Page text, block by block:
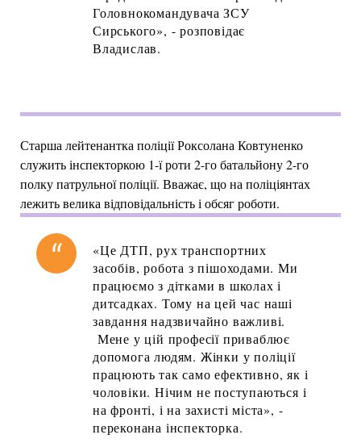
Головнокомандувача ЗСУ
Сирського», - розповідає
Владислав.
Старша лейтенантка поліції Роксолана Ковтуненко
служить інспекторкою 1-ї роти 2-го батальйону 2-го
полку патрульної поліції. Вважає, що на поліціянтах
лежить велика відповідальність і обсяг роботи.
«Це ДТП, рух транспортних
засобів, робота з пішоходами. Ми
працюємо з дітками в школах і
дитсадках. Тому на цей час наші
завдання надзвичайно важливі.
Мене у цій професії приваблює
допомога людям. Жінки у поліції
працюють так само ефективно, як і
чоловіки. Нічим не поступаються і
на фронті, і на захисті міста», -
переконана інспекторка.